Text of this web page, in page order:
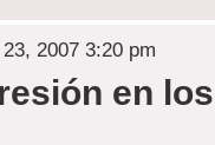
2007 3:20 pm
en